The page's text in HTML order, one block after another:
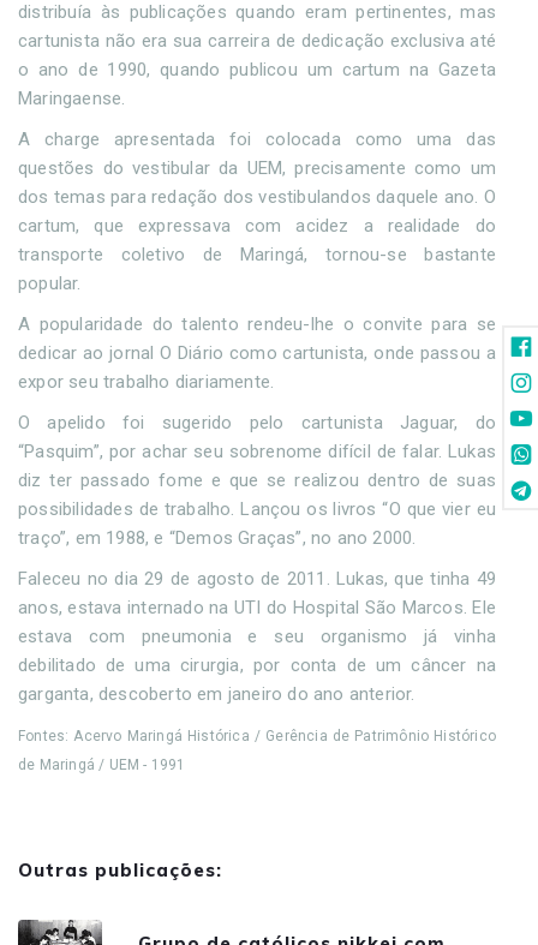
distribuía às publicações quando eram pertinentes, mas
cartunista não era sua carreira de dedicação exclusiva até
o ano de 1990, quando publicou um cartum na Gazeta
Maringaense.
A charge apresentada foi colocada como uma das
questões do vestibular da UEM, precisamente como um
dos temas para redação dos vestibulandos daquele ano. O
cartum, que expressava com acidez a realidade do
transporte coletivo de Maringá, tornou-se bastante
popular.
A popularidade do talento rendeu-lhe o convite para se
dedicar ao jornal O Diário como cartunista, onde passou a
expor seu trabalho diariamente.
O apelido foi sugerido pelo cartunista Jaguar, do
“Pasquim”, por achar seu sobrenome difícil de falar. Lukas
diz ter passado fome e que se realizou dentro de suas
possibilidades de trabalho. Lançou os livros “O que vier eu
traço”, em 1988, e “Demos Graças”, no ano 2000.
Faleceu no dia 29 de agosto de 2011. Lukas, que tinha 49
anos, estava internado na UTI do Hospital São Marcos. Ele
estava com pneumonia e seu organismo já vinha
debilitado de uma cirurgia, por conta de um câncer na
garganta, descoberto em janeiro do ano anterior.
Fontes: Acervo Maringá Histórica / Gerência de Patrimônio Histórico
de Maringá / UEM - 1991
Outras publicações: